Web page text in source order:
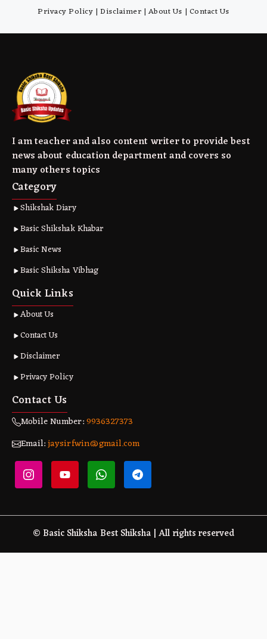
Privacy Policy |Disclaimer | About Us | Contact Us
I am teacher and also content writer to provide best
news about education department and covers so
many others topics
Category
Shikshak Diary
Basic Shikshak Khabar
Basic News
Basic Shiksha Vibhag
Quick Links
About Us
Contact Us
Disclaimer
Privacy Policy
Contact Us
Mobile Number:9936327373
Email:jaysirfwin@gmail.com
© Basic Shiksha Best Shiksha | All rights reserved